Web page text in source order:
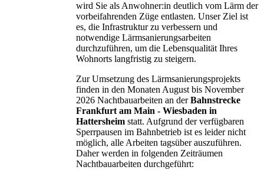
wird Sie als Anwohner:in deutlich vom Lärm der
vorbeifahrenden Züge entlasten. Unser Ziel ist
es, die Infrastruktur zu verbessern und
notwendige Lärmsanierungsarbeiten
durchzuführen, um die Lebensqualität Ihres
Wohnorts langfristig zu steigern.
Zur Umsetzung des Lärmsanierungsprojekts
finden in den Monaten August bis November
2026 Nachtbauarbeiten an derBahnstrecke
Frankfurt am Main - Wiesbaden in
Hattersheimstatt. Aufgrund der verfügbaren
Sperrpausen im Bahnbetrieb ist es leider nicht
möglich, alle Arbeiten tagsüber auszuführen.
Daher werden in folgenden Zeiträumen
Nachtbauarbeiten durchgeführt: